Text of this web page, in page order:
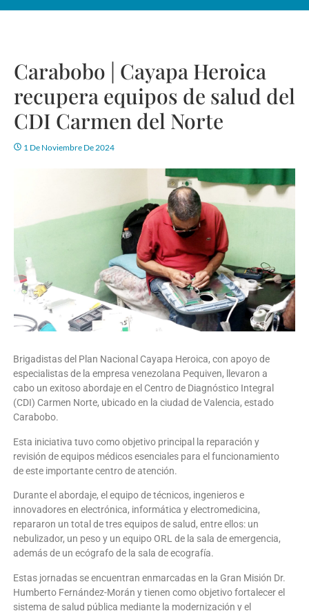
Carabobo | Cayapa Heroica
recupera equipos de salud del
CDI Carmen del Norte
1 De Noviembre De 2024
Brigadistas del Plan Nacional Cayapa Heroica, con apoyo de
especialistas de la empresa venezolana Pequiven, llevaron a
cabo un exitoso abordaje en el Centro de Diagnóstico Integral
(CDI) Carmen Norte, ubicado en la ciudad de Valencia, estado
Carabobo.
Esta iniciativa tuvo como objetivo principal la reparación y
revisión de equipos médicos esenciales para el funcionamiento
de este importante centro de atención.
Durante el abordaje, el equipo de técnicos, ingenieros e
innovadores en electrónica, informática y electromedicina,
repararon un total de tres equipos de salud, entre ellos: un
nebulizador, un peso y un equipo ORL de la sala de emergencia,
además de un ecógrafo de la sala de ecografía.
Estas jornadas se encuentran enmarcadas en la Gran Misión Dr.
Humberto Fernández-Morán y tienen como objetivo fortalecer el
sistema de salud pública mediante la modernización y el